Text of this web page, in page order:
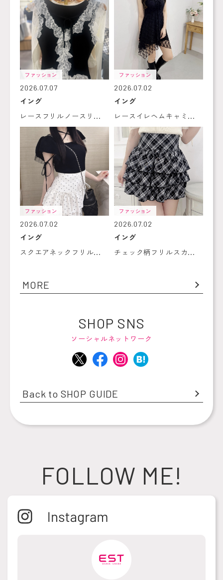
ファッション
2026.07.07
イング
レースフリルノースリ...
ファッション
2026.07.02
イング
レースイレヘムキャミ...
ファッション
2026.07.02
イング
スクエアネックフリル...
ファッション
2026.07.02
イング
チェック柄フリルスカ...
MORE
SHOP SNS
ソーシャルネットワーク
Back to SHOP GUIDE
FOLLOW ME!